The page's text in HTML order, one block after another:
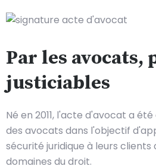
Par les avocats,
justiciables
Né en 2011, l'acte d'avocat a
des avocats dans l'objectif
sécurité juridique à leurs clients
domaines du droit.